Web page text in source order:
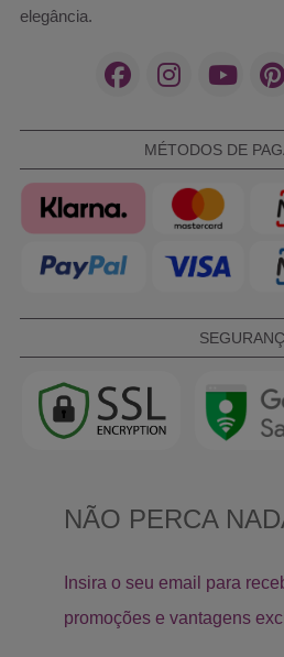
elegância.
MÉTODOS DE